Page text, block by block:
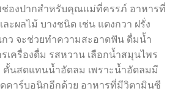
องปากสำหรับคุณแม่ที่ครรภ์ อาหารที่
ะผลไม้ บางชนิด เช่น แตงกวา ฝรั่ง
ว จะช่วยทำความสะอาดฟัน ดื่มน้ำ
เครื่องดื่ม รสหวาน เลือกน้ำสมุนไพร
คั้นสดแทนน้ำอัดลม เพราะน้ำอัดลมมี
คาร์บอนิกอีกด้วย อาหารที่มีวิตามินซี